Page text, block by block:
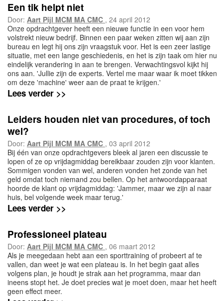
Een tik helpt niet
Door: Aart Pijl MCM MA CMC , 24 april 2012
Onze opdrachtgever heeft een nieuwe functie in een voor hem
volstrekt nieuw bedrijf. Binnen een paar weken zitten wij aan zijn
bureau en legt hij ons zijn vraagstuk voor. Het is een zeer lastige
situatie, met een lange geschiedenis, en het is zijn taak om hier nu
eindelijk verandering in aan te brengen. Verwachtingsvol kijkt hij
ons aan. 'Jullie zijn de experts. Vertel me maar waar ik moet tikken
om deze 'machine' weer aan de praat te krijgen.'
Lees verder >>
Leiders houden niet van procedures, of toch
wel?
Door: Aart Pijl MCM MA CMC , 03 april 2012
Bij één van onze opdrachtgevers bleek al jaren een discussie te
lopen of ze op vrijdagmiddag bereikbaar zouden zijn voor klanten.
Sommigen vonden van wel, anderen vonden het zonde van het
geld omdat toch niemand zou bellen. Op het antwoordapparaat
hoorde de klant op vrijdagmiddag: 'Jammer, maar we zijn al naar
huis, bel volgende week maar terug.'
Lees verder >>
Professioneel plateau
Door: Aart Pijl MCM MA CMC , 06 maart 2012
Als je meegedaan hebt aan een sporttraining of probeert af te
vallen, dan weet je wat een plateau is. In het begin gaat alles
volgens plan, je houdt je strak aan het programma, maar dan
ineens stopt het. Je doet precies wat je moet doen, maar het heeft
geen effect meer.